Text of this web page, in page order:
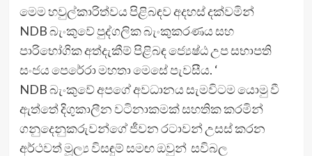
මෙම හවුල්කාරිත්වය පිළිබඳව අදහස් දක්වමින්
NDB බැංකුවේ පුද්ගලික බැංකුකරණය සහ
පාරිභෝගික අත්දැකීම් පිළිබඳ ජ්‍යෙෂ්ඨ උප සභාපති
සංජය පෙරේරා මහතා මෙසේ පැවසීය. ‘
NDB බැංකුවේ අපගේ අවධානය සැමවිටම යොමු වී
ඇත්තේ දිගුකාලීන වටිනාකමක් සහතික කරමින්
ගනුදෙනුකරුවන්ගේ ජීවන රටාවන් උසස් කරන
අර්ථවත් මූල්‍ය විසඳුම් සමඟ ඔවුන් සවිබල